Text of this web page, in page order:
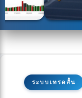
ระบบเทรดสั้น